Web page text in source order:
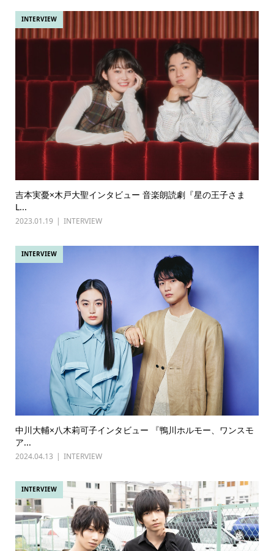
INTERVIEW
吉本実憂×木戸大聖インタビュー 音楽朗読劇『星の王子さま
L...
2023.01.19 INTERVIEW
INTERVIEW
中川大輔×八木莉可子インタビュー 『鴨川ホルモー、ワンスモ
ア...
2024.04.13 INTERVIEW
INTERVIEW